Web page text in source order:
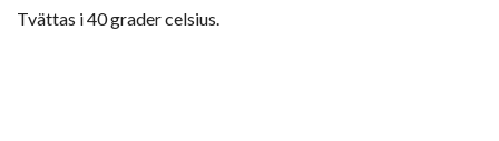
Tvättas i 40 grader celsius.